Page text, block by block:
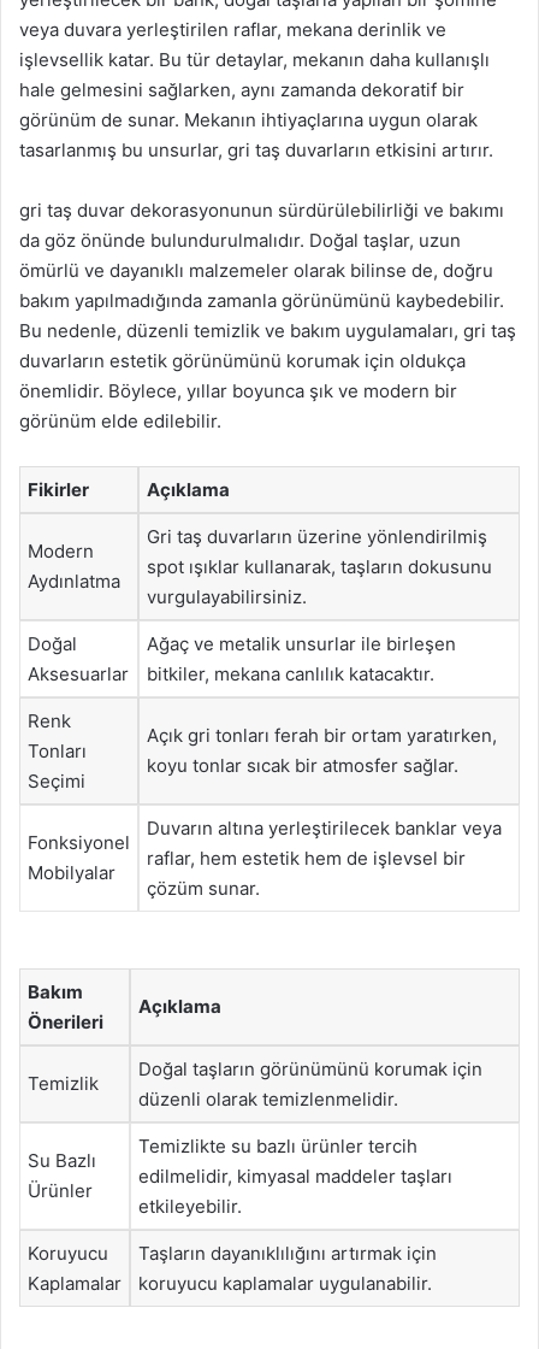
veya duvara yerleştirilen raflar, mekana derinlik ve
işlevsellik katar. Bu tür detaylar, mekanın daha kullanışlı
hale gelmesini sağlarken, aynı zamanda dekoratif bir
görünüm de sunar. Mekanın ihtiyaçlarına uygun olarak
tasarlanmış bu unsurlar, gri taş duvarların etkisini artırır.
gri taş duvar dekorasyonunun sürdürülebilirliği ve bakımı
da göz önünde bulundurulmalıdır. Doğal taşlar, uzun
ömürlü ve dayanıklı malzemeler olarak bilinse de, doğru
bakım yapılmadığında zamanla görünümünü kaybedebilir.
Bu nedenle, düzenli temizlik ve bakım uygulamaları, gri taş
duvarların estetik görünümünü korumak için oldukça
önemlidir. Böylece, yıllar boyunca şık ve modern bir
görünüm elde edilebilir.
Fikirler Açıklama
Modern
Aydınlatma
Gri taş duvarların üzerine yönlendirilmiş
spot ışıklar kullanarak, taşların dokusunu
vurgulayabilirsiniz.
Doğal
Aksesuarlar
Ağaç ve metalik unsurlar ile birleşen
bitkiler, mekana canlılık katacaktır.
Renk
Tonları
Seçimi
Açık gri tonları ferah bir ortam yaratırken,
koyu tonlar sıcak bir atmosfer sağlar.
Fonksiyonel
Mobilyalar
Duvarın altına yerleştirilecek banklar veya
raflar, hem estetik hem de işlevsel bir
çözüm sunar.
Bakım
Önerileri
Açıklama
Temizlik
Doğal taşların görünümünü korumak için
düzenli olarak temizlenmelidir.
Su Bazlı
Ürünler
Temizlikte su bazlı ürünler tercih
edilmelidir, kimyasal maddeler taşları
etkileyebilir.
Koruyucu
Kaplamalar
Taşların dayanıklılığını artırmak için
koruyucu kaplamalar uygulanabilir.